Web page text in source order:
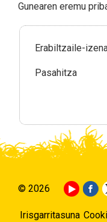
Gunearen eremu
Erabiltzaile-
Pasahitza
© 2026
Irisgarritasuna